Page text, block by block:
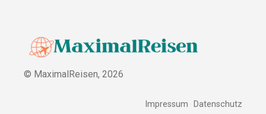
© MaximalReisen, 2026
Impressum Datenschutz